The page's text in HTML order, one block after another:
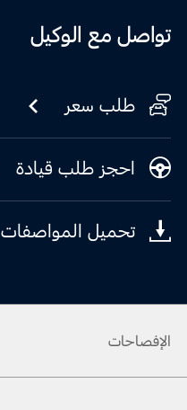
تواصل مع الوكيل
طلب سعر
احجز طلب قيادة
تحميل المواصفات
الإفصاحات